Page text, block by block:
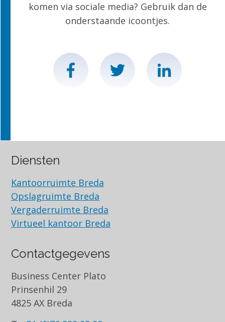
komen via sociale media? Gebruik dan de
onderstaande icoontjes.
Diensten
Kantoorruimte Breda
Opslagruimte Breda
Vergaderruimte Breda
Virtueel kantoor Breda
Contactgegevens
Business Center Plato
Prinsenhil 29
4825 AX Breda